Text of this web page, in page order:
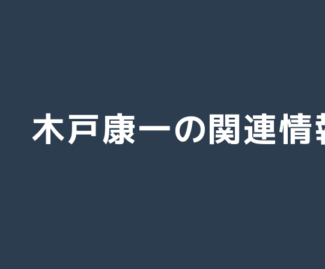
木戸康一の関連情